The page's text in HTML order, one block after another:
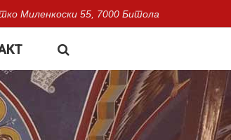
Миленкоски 55, 7000 Битола